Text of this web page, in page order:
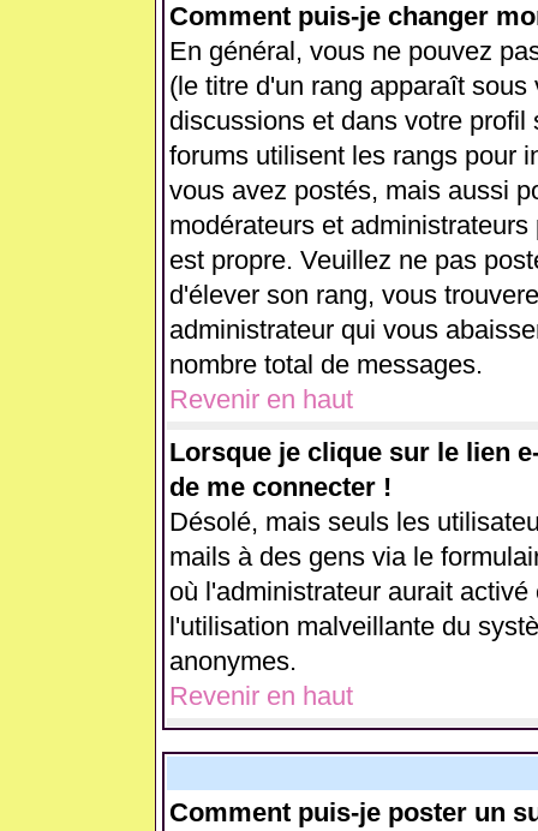
Comment puis-je changer
En général, vous ne pouvez
(le titre d'un rang apparaît
discussions et dans votre
forums utilisent les rangs pour
vous avez postés, mais aussi
modérateurs et
est propre. Veuillez ne pas
d'élever son rang, vous
administrateur qui vous
nombre total de messages.
Revenir en haut
Lorsque je clique sur le lien
de me connecter !
Désolé, mais seuls les
mails à des gens via le
où l'administrateur aurait
l'utilisation malveillante du
anonymes.
Revenir en haut
Comment puis-je poster un